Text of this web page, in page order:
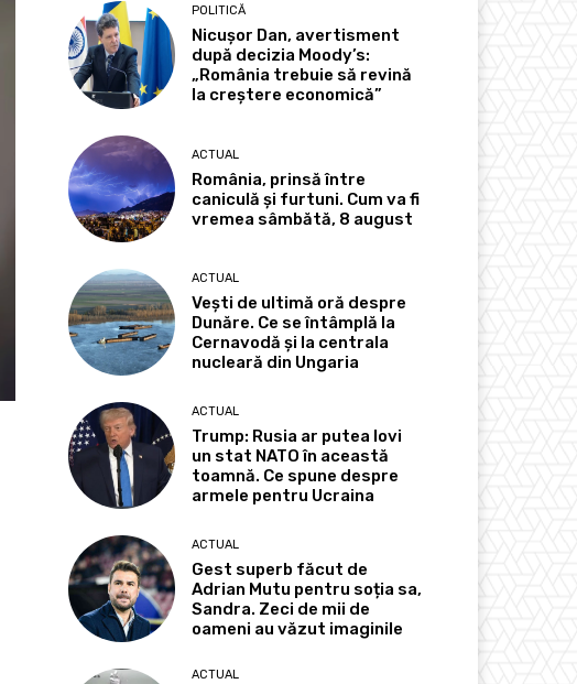
POLITICĂ
Nicușor Dan, avertisment
după decizia Moody’s:
„România trebuie să revină
la creștere economică”
ACTUAL
România, prinsă între
caniculă și furtuni. Cum va fi
vremea sâmbătă, 8 august
ACTUAL
Vești de ultimă oră despre
Dunăre. Ce se întâmplă la
Cernavodă și la centrala
nucleară din Ungaria
ACTUAL
Trump: Rusia ar putea lovi
un stat NATO în această
toamnă. Ce spune despre
armele pentru Ucraina
ACTUAL
Gest superb făcut de
Adrian Mutu pentru soția sa,
Sandra. Zeci de mii de
oameni au văzut imaginile
ACTUAL